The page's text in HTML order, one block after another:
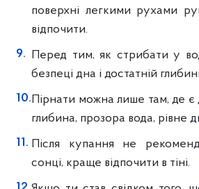
поверхні легкими рухами
відпочити.
Перед тим, як стрибати у
безпеці дна і достатній
Пірнати можна лише там, де є
глибина, прозора вода, рівне
Після купання не
сонці, краще відпочити в тіні.